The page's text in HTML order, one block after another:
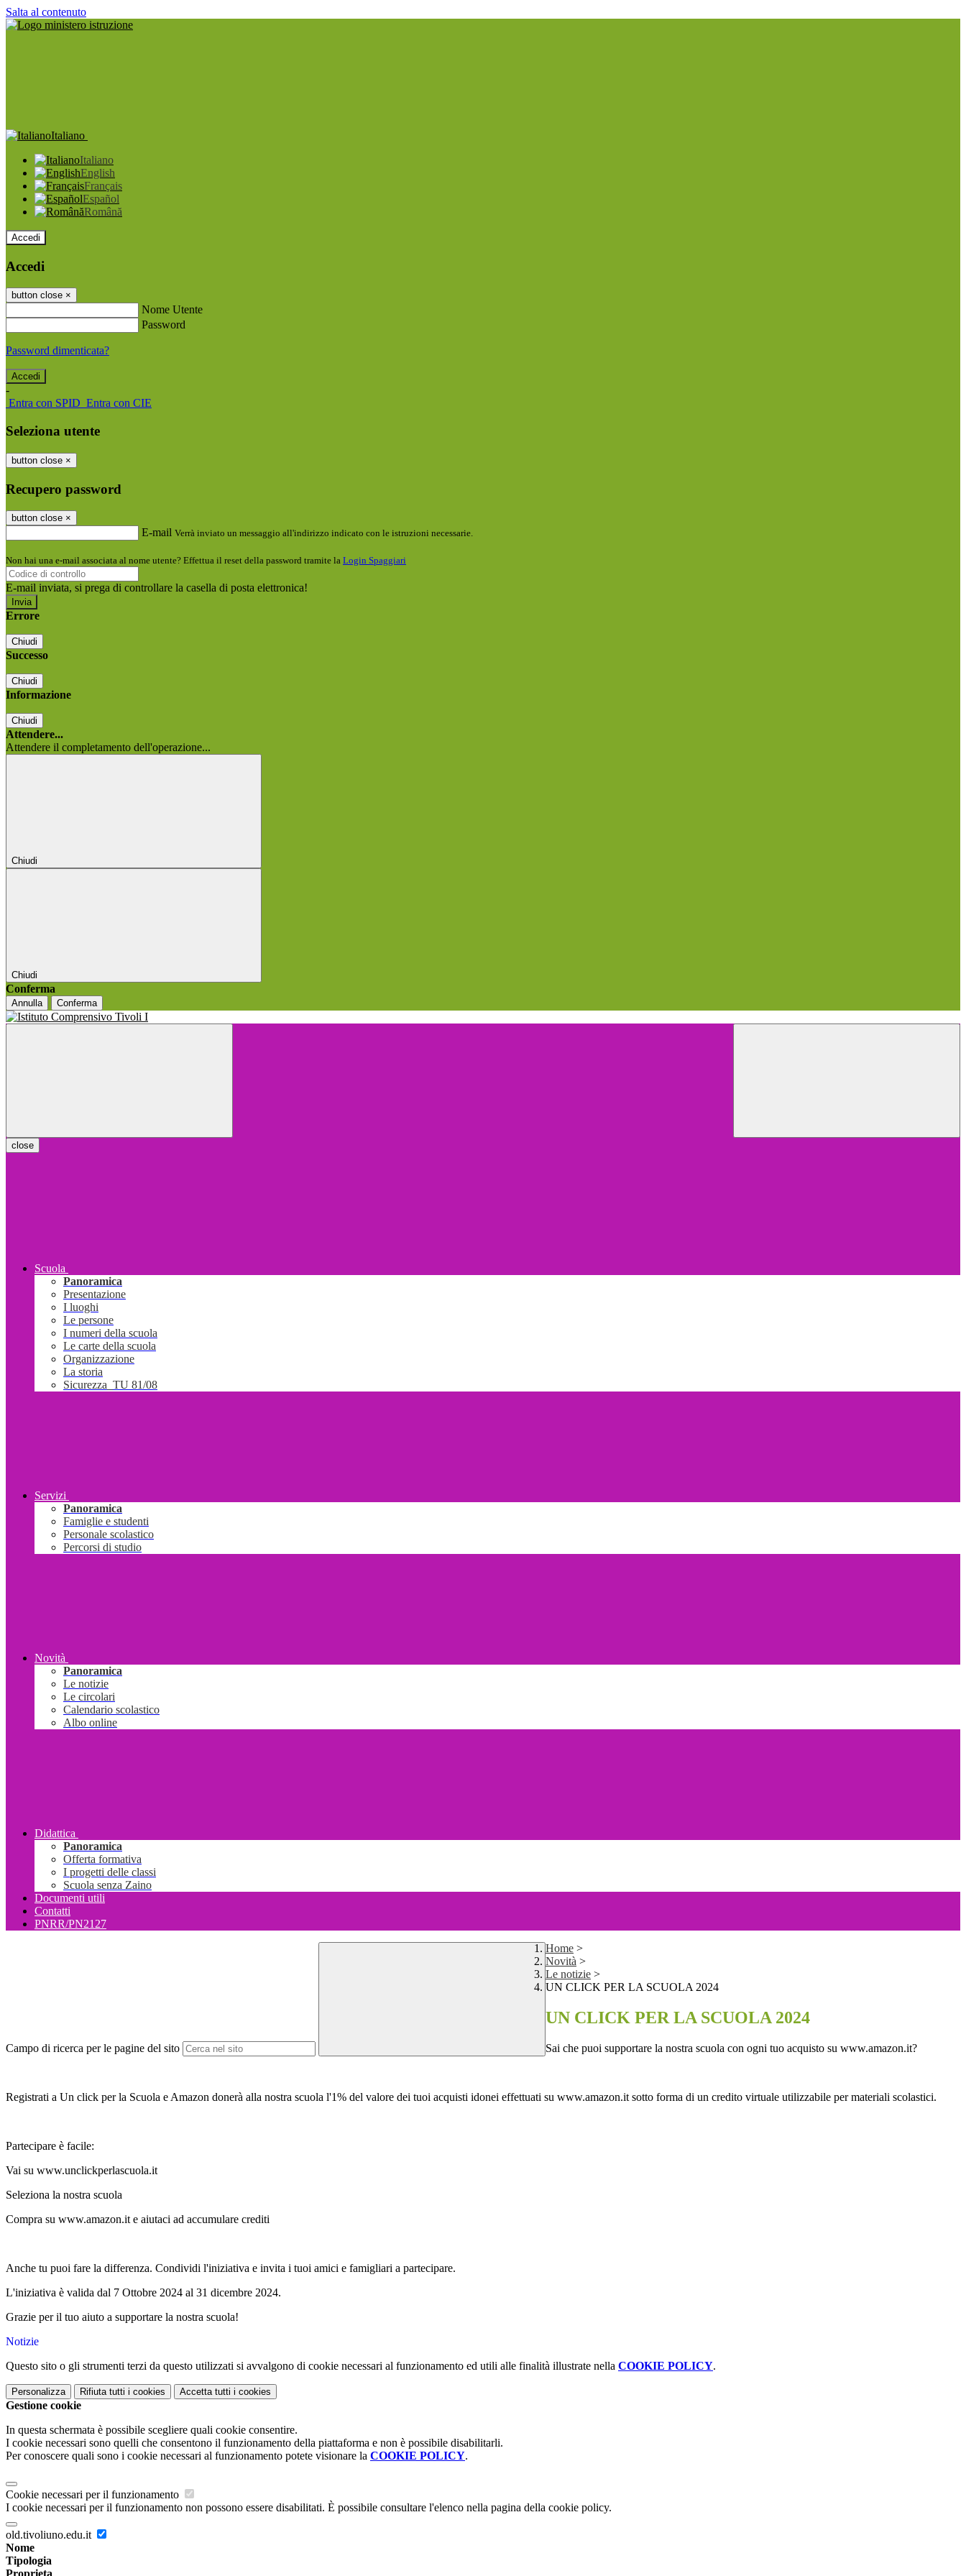
Salta al contenuto
Italiano
Italiano
English
Français
Español
Română
Accedi
Accedi
button close ×
Nome Utente
Password
Password dimenticata?
-
Entra con SPID Entra con CIE
Seleziona utente
button close ×
Recupero password
button close ×
E-mail Verrà inviato un messaggio all'indirizzo indicato con le istruzioni necessarie.
Non hai una e-mail associata al nome utente? Effettua il reset della password tramite la Login Spaggiari
E-mail inviata, si prega di controllare la casella di posta elettronica!
Errore
Chiudi
Successo
Chiudi
Informazione
Chiudi
Attendere...
Attendere il completamento dell'operazione...
Chiudi
Chiudi
Conferma
Annulla Conferma
close
Scuola
Panoramica
Presentazione
I luoghi
Le persone
I numeri della scuola
Le carte della scuola
Organizzazione
La storia
Sicurezza_TU 81/08
Servizi
Panoramica
Famiglie e studenti
Personale scolastico
Percorsi di studio
Novità
Panoramica
Le notizie
Le circolari
Calendario scolastico
Albo online
Didattica
Panoramica
Offerta formativa
I progetti delle classi
Scuola senza Zaino
Documenti utili
Contatti
PNRR/PN2127
Campo di ricerca per le pagine del sito
Home >
Novità >
Le notizie >
UN CLICK PER LA SCUOLA 2024
UN CLICK PER LA SCUOLA 2024
Sai che puoi supportare la nostra scuola con ogni tuo acquisto su www.amazon.it?
Registrati a Un click per la Scuola e Amazon donerà alla nostra scuola l'1% del valore dei tuoi acquisti idonei effettuati su www.amazon.it sotto forma di un credito virtuale utilizzabile per materiali scolastici.
Partecipare è facile:
Vai su www.unclickperlascuola.it
Seleziona la nostra scuola
Compra su www.amazon.it e aiutaci ad accumulare crediti
Anche tu puoi fare la differenza. Condividi l'iniziativa e invita i tuoi amici e famigliari a partecipare.
L'iniziativa è valida dal 7 Ottobre 2024 al 31 dicembre 2024.
Grazie per il tuo aiuto a supportare la nostra scuola!
Notizie
Questo sito o gli strumenti terzi da questo utilizzati si avvalgono di cookie necessari al funzionamento ed utili alle finalità illustrate nella COOKIE POLICY.
Personalizza Rifiuta tutti i cookies Accetta tutti i cookies
Gestione cookie
In questa schermata è possibile scegliere quali cookie consentire.
I cookie necessari sono quelli che consentono il funzionamento della piattaforma e non è possibile disabilitarli.
Per conoscere quali sono i cookie necessari al funzionamento potete visionare la COOKIE POLICY.
Cookie necessari per il funzionamento
I cookie necessari per il funzionamento non possono essere disabilitati. È possibile consultare l'elenco nella pagina della cookie policy.
old.tivoliuno.edu.it
Nome
Tipologia